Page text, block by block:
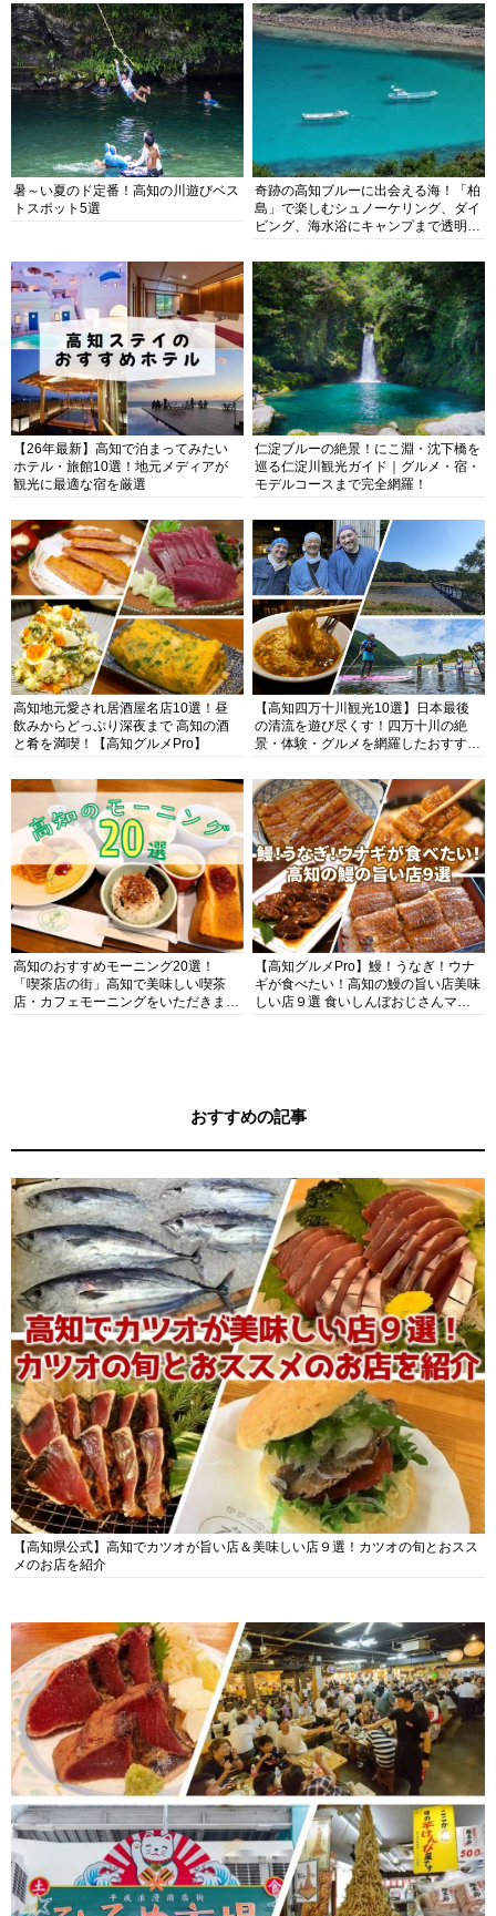
暑～い夏のド定番！高知の川遊びベス
トスポット5選
奇跡の高知ブルーに出会える海！「柏
島」で楽しむシュノーケリング、ダイ
ビング、海水浴にキャンプまで透明度
【26年最新】高知で泊まってみたい
ホテル・旅館10選！地元メディアが
観光に最適な宿を厳選
仁淀ブルーの絶景！にこ淵・沈下橋を
巡る仁淀川観光ガイド｜グルメ・宿・
モデルコースまで完全網羅！
高知地元愛され居酒屋名店10選！昼
飲みからどっぷり深夜まで 高知の酒
と肴を満喫！【高知グルメPro】
【高知四万十川観光10選】日本最後
の清流を遊び尽くす！四万十川の絶
景・体験・グルメを網羅したおすすめ
高知のおすすめモーニング20選！
「喫茶店の街」高知で美味しい喫茶
店・カフェモーニングをいただきま
【高知グルメPro】鰻！うなぎ！ウナ
ギが食べたい！高知の鰻の旨い店美味
しい店９選 食いしんぼおじさんマッ
おすすめの記事
【高知県公式】高知でカツオが旨い店＆美味しい店９選！カツオの旬とおスス
メのお店を紹介